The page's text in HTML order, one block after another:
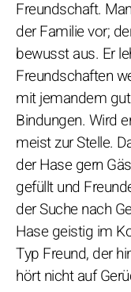
Freundschaft.
der Familie vor;
bewusst aus. Er
Freundschaften
mit jemandem
Bindungen. Wird
meist zur Stelle.
der Hase gern
gefüllt und
der Suche nach
Hase geistig im
Typ Freund, der
hört nicht auf